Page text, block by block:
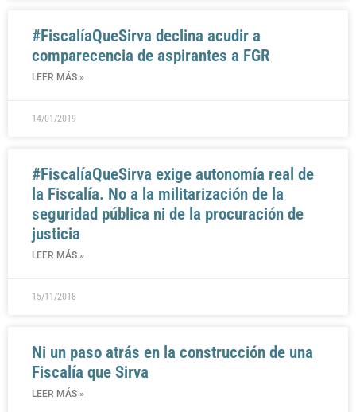
#FiscalíaQueSirva declina acudir a
comparecencia de aspirantes a FGR
LEER MÁS »
14/01/2019
#FiscalíaQueSirva exige autonomía real de
la Fiscalía. No a la militarización de la
seguridad pública ni de la procuración de
justicia
LEER MÁS »
15/11/2018
Ni un paso atrás en la construcción de una
Fiscalía que Sirva
LEER MÁS »